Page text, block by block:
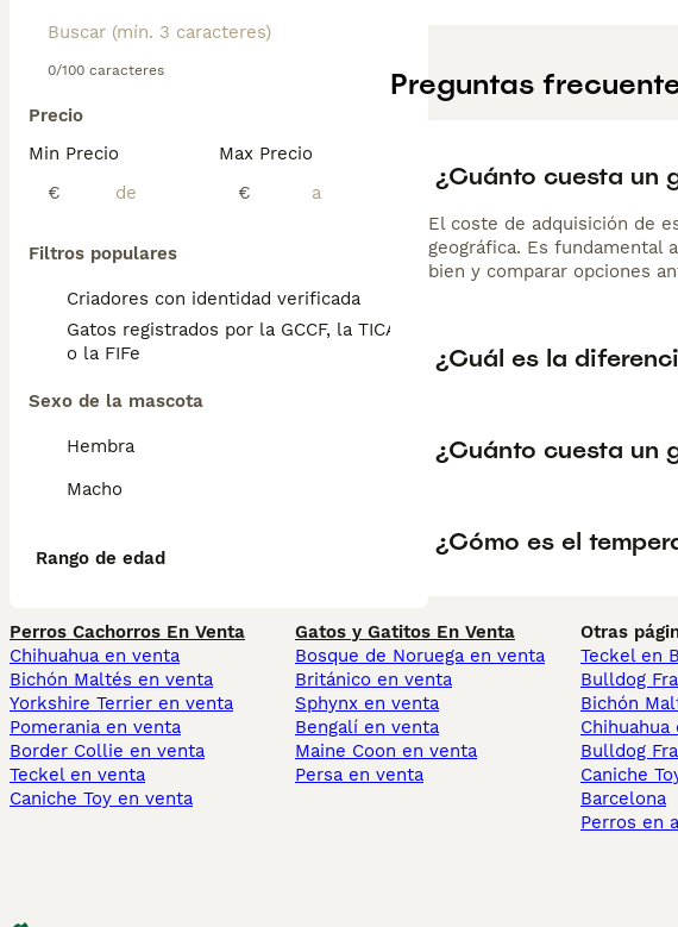
0/100 caracteres
Precio
Min Precio
€
Max Precio
€
Filtros populares
Criadores con identidad verificada
Gatos registrados por la GCCF, la TICA
o la FIFe
Sexo de la mascota
Hembra
Macho
Rango de edad
Preguntas
¿Cuánto cuesta un
El coste de adquisición de
geográfica. Es fundamental
bien y comparar opciones
¿Cuál es la
¿Cuánto cuesta un
¿Cómo es el
Perros Cachorros En Venta
Chihuahua en venta
Bichón Maltés en venta
Yorkshire Terrier en venta
Pomerania en venta
Border Collie en venta
Teckel en venta
Caniche Toy en venta
Gatos y Gatitos En Venta
Bosque de Noruega en venta
Británico en venta
Sphynx en venta
Bengalí en venta
Maine Coon en venta
Persa en venta
Otras
Teckel en
Bulldog
Bichón
Bulldog
Caniche
Barcelona
Perros en